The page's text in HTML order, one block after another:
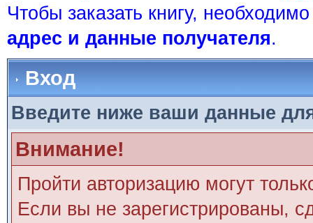
Чтобы заказать книгу,
адрес и данные получателя.
Вход
Введите ниже ваши данные
Внимание!
Пройти авторизацию могут
Если вы не зарегистрированы,